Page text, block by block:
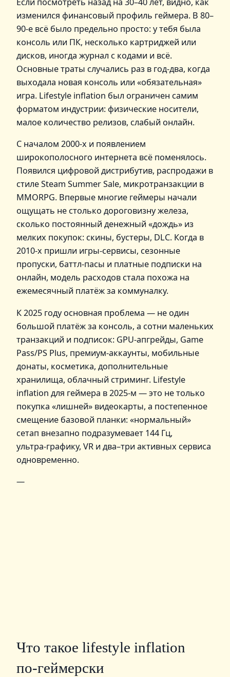
изменился финансовый профиль геймера. В 80–
90‑е всё было предельно просто: у тебя была
консоль или ПК, несколько картриджей или
дисков, иногда журнал с кодами и всё.
Основные траты случались раз в год-два, когда
выходала новая консоль или «обязательная»
игра. Lifestyle inflation был ограничен самим
форматом индустрии: физические носители,
малое количество релизов, слабый онлайн.
С началом 2000‑х и появлением
широкополосного интернета всё поменялось.
Появился цифровой дистрибутив, распродажи в
стиле Steam Summer Sale, микротранзакции в
MMORPG. Впервые многие геймеры начали
ощущать не столько дороговизну железа,
сколько постоянный денежный «дождь» из
мелких покупок: скины, бустеры, DLC. Когда в
2010‑х пришли игры‑сервисы, сезонные
пропуски, баттл‑пасы и платные подписки на
онлайн, модель расходов стала похожа на
ежемесячный платёж за коммуналку.
К 2025 году основная проблема — не один
большой платёж за консоль, а сотни маленьких
транзакций и подписок: GPU‑апгрейды, Game
Pass/PS Plus, премиум‑аккаунты, мобильные
донаты, косметика, дополнительные
хранилища, облачный стриминг. Lifestyle
inflation для геймера в 2025‑м — это не только
покупка «лишней» видеокарты, а постепенное
смещение базовой планки: «нормальный»
сетап внезапно подразумевает 144 Гц,
ультра‑графику, VR и два–три активных сервиса
одновременно.
—
Что такое lifestyle inflation
по‑геймерски